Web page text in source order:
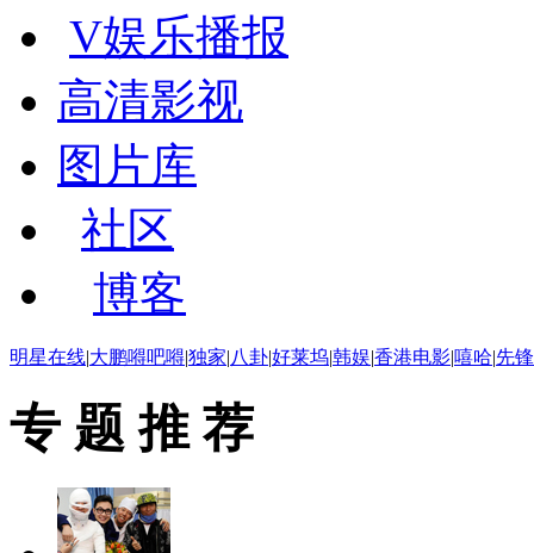
V娱乐播报
高清影视
图片库
社区
博客
明星在线|大鹏嘚吧嘚|独家|八卦|好莱坞|韩娱|香港电影|嘻哈|先
专 题 推 荐